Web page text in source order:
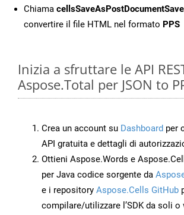
Chiama
convertire il file HTML nel formato PPS
Inizia a sfruttare le API
Aspose.Total per JSON to
Crea un account su Dashboard per
API gratuita e dettagli di
Ottieni Aspose.Words e
per Java codice sorgente da
e i repository Aspose.Cells GitHub
compilare/utilizzare l’SDK da soli o